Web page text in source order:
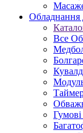
Обладнання
Все
Гумові